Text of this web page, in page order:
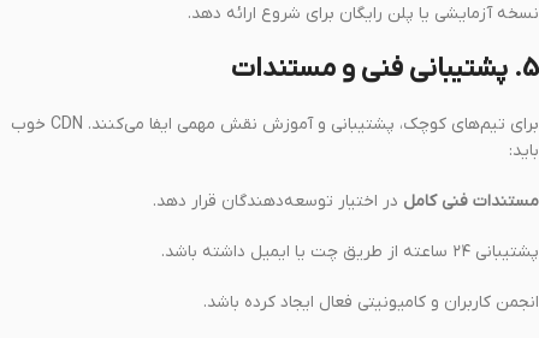
نسخه آزمایشی یا پلن رایگان برای شروع ارائه دهد.
5. پشتیبانی فنی و مستندات
برای تیم‌های کوچک، پشتیبانی و آموزش نقش مهمی ایفا می‌کنند. CDN خوب
باید:
مستندات فنی کامل در اختیار توسعه‌دهندگان قرار دهد.
پشتیبانی ۲۴ ساعته از طریق چت یا ایمیل داشته باشد.
انجمن کاربران و کامیونیتی فعال ایجاد کرده باشد.